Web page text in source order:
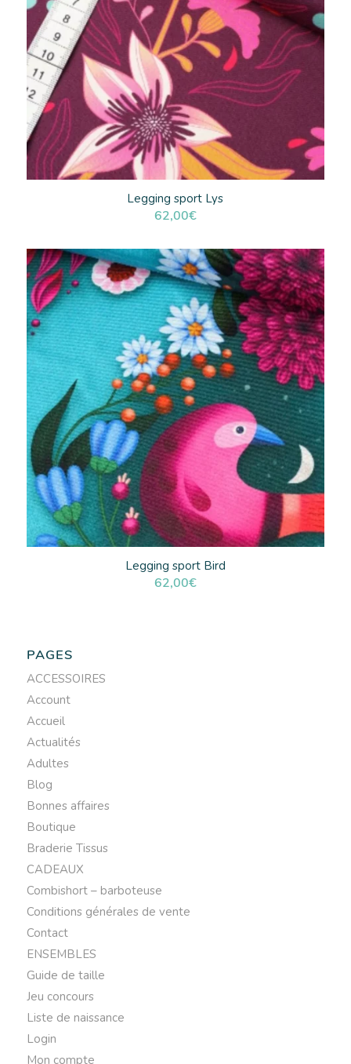
Legging sport Lys
62,00€
Legging sport Bird
62,00€
PAGES
ACCESSOIRES
Account
Accueil
Actualités
Adultes
Blog
Bonnes affaires
Boutique
Braderie Tissus
CADEAUX
Combishort – barboteuse
Conditions générales de vente
Contact
ENSEMBLES
Guide de taille
Jeu concours
Liste de naissance
Login
Mon compte